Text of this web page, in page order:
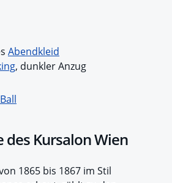
Abendkleid
, dunkler Anzug
des Kursalon Wien
1865 bis 1867 im Stil